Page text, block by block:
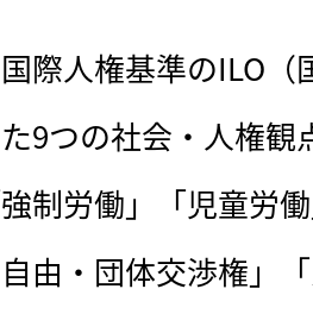
国際人権基準のILO
9つの社会・人権観
制労働」「児童労
由・団体交渉権」